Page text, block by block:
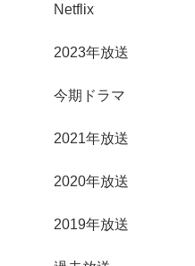
Netflix
2023年放送
今期ドラマ
2021年放送
2020年放送
2019年放送